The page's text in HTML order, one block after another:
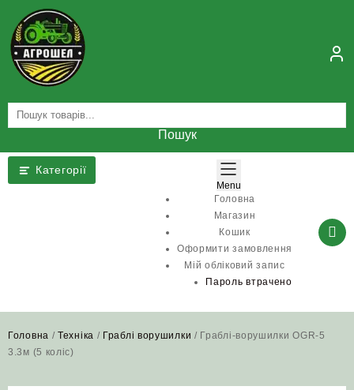
content
Пошук
Категорії
Menu
Головна
Магазин
Кошик
Оформити замовлення
Мій обліковий запис
Пароль втрачено
Головна /Техніка / Граблі ворушилки / Граблі-ворушилки OGR-5
3.3м (5 коліс)